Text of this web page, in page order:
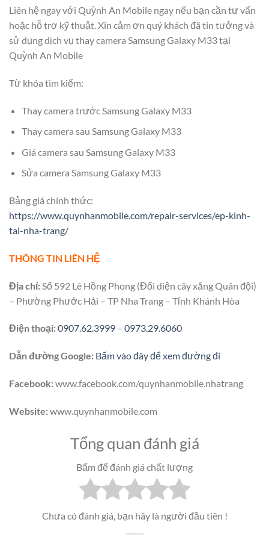
Liên hệ ngay với Quỳnh An Mobile ngay nếu bạn cần tư vấn
hoặc hỗ trợ kỹ thuật. Xin cảm ơn quý khách đã tin tưởng và
sử dụng dịch vụ thay camera Samsung Galaxy M33 tại
Quỳnh An Mobile
Từ khóa tìm kiếm:
Thay camera trước Samsung Galaxy M33
Thay camera sau Samsung Galaxy M33
Giá camera sau Samsung Galaxy M33
Sửa camera Samsung Galaxy M33
Bảng giá chính thức:
https://www.quynhanmobile.com/repair-services/ep-kinh-
tai-nha-trang/
THÔNG TIN LIÊN HỆ
Địa chỉ: Số 592 Lê Hồng Phong (Đối diện cây xăng Quân đội)
– Phường Phước Hải – TP Nha Trang – Tỉnh Khánh Hòa
Điện thoại:0907.62.3999 – 0973.29.6060
Dẫn đường Google: Bấm vào đây để xem đường đi
Facebook:www.facebook.com/quynhanmobile.nhatrang
Website:www.quynhanmobile.com
Tổng quan đánh giá
Bấm để đánh giá chất lượng
Chưa có đánh giá, bạn hãy là người đầu tiên !